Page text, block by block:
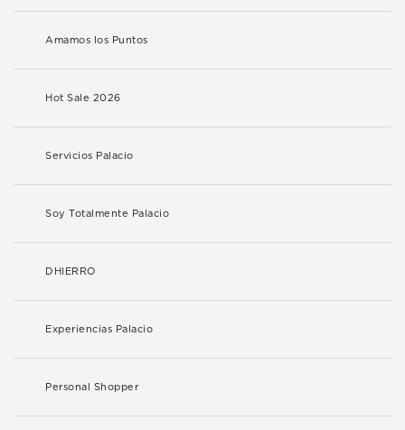
Amamos los Puntos
Hot Sale 2026
Servicios Palacio
Soy Totalmente Palacio
DHIERRO
Experiencias Palacio
Personal Shopper